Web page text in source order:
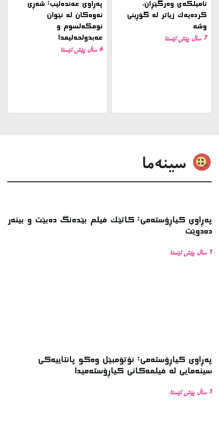
پەڕاوی عەندەلیب: شەڕی
نەوەکان لە نێوان
ئومکەلسوم و
عەبدولحەلیمدا
6 ساڵ پێش ئێستا
نامیلكه‌ی وەرگێڕان،
کردەیەک زیاتر لە گۆڕینی
وشە
7 ساڵ پێش ئێستا
پەڕاوی کیاڕۆستەمی: کاتێک فیلم بێدەنگ دەبێت و بینەر
دەدوێت
1 ساڵ پێش ئێستا
پەڕاوی کیاڕۆستەمی: ئۆتۆمبێل وەکو پانتاییەکی
سینەمایی لە فیلمەکانی کیاڕۆستەمیدا
1 ساڵ پێش ئێستا